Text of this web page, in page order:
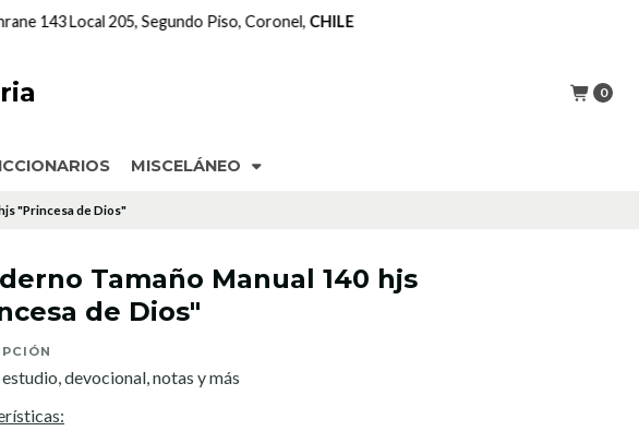
0
MISCELÁNEO
Coronel,CHILE
"Princesa de Dios"
Tamaño Manual 140 hjs
de Dios"
devocional, notas y más